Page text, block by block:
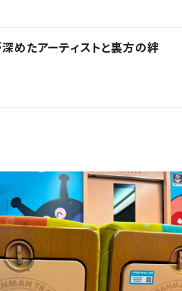
めたアーティストと裏方の絆